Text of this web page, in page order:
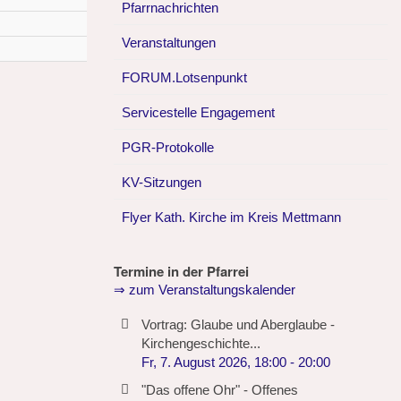
Pfarrnachrichten
Veranstaltungen
FORUM.Lotsenpunkt
Servicestelle Engagement
PGR-Protokolle
KV-Sitzungen
Flyer Kath. Kirche im Kreis Mettmann
Termine in der Pfarrei
⇒ zum Veranstaltungskalender
Vortrag: Glaube und Aberglaube -
Kirchengeschichte...
Fr, 7. August 2026, 18:00- 20:00
"Das offene Ohr" - Offenes